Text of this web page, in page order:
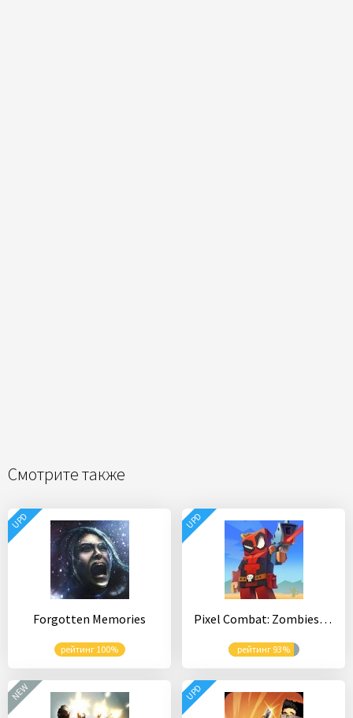
Смотрите также
Forgotten Memories
рейтинг 100%
UPD
Pixel Combat: Zombies Strike
рейтинг 93%
UPD
NEW UPD